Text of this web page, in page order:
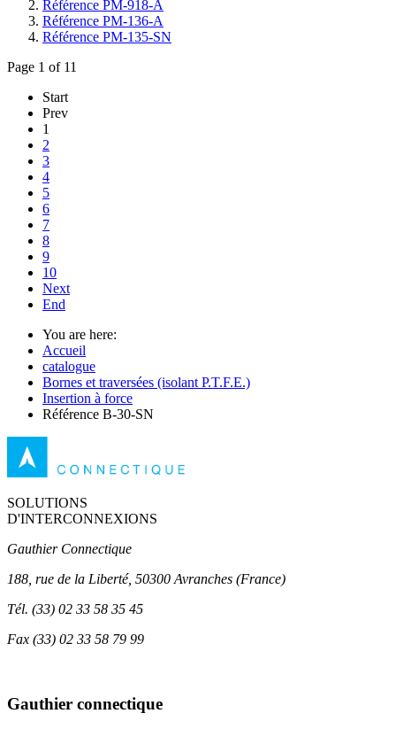
Référence PM-918-A
Référence PM-136-A
Référence PM-135-SN
Page 1 of 11
Start
Prev
1
2
3
4
5
6
7
8
9
10
Next
End
You are here:
Accueil
catalogue
Bornes et traversées (isolant P.T.F.E.)
Insertion à force
Référence B-30-SN
SOLUTIONS
D'INTERCONNEXIONS
Gauthier Connectique
188, rue de la Liberté, 50300 Avranches (France)
Tél. (33) 02 33 58 35 45
Fax (33) 02 33 58 79 99
Gauthier connectique